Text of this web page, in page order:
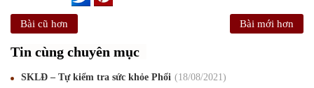
Bài cũ hơn Bài mới hơn
Tin cùng chuyên mục
SKLĐ – Tự kiểm tra sức khỏe Phổi 18/08/2021